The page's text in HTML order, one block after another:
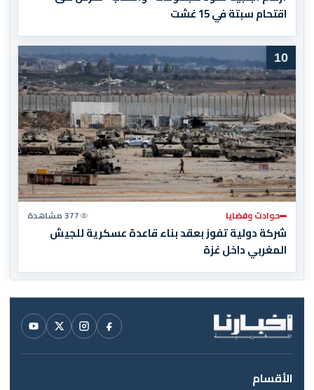
اقتحام سبتة في 15 غشت
10
حوادث وقضايا 377 مشاهدة
شركة دولية تفوز بعقد بناء قاعدة عسكرية للجيش
المغربي داخل غزة
الأقسام